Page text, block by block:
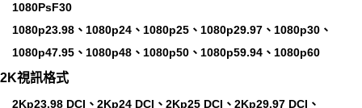
1080PsF30
1080p23.98、1080p24、1080p25、1080p29.97、1080p30、
1080p47.95、1080p48、1080p50、1080p59.94、1080p60
2K視訊格式
2Kp23.98 DCI、2Kp24 DCI、2Kp25 DCI、2Kp29.97 DCI、